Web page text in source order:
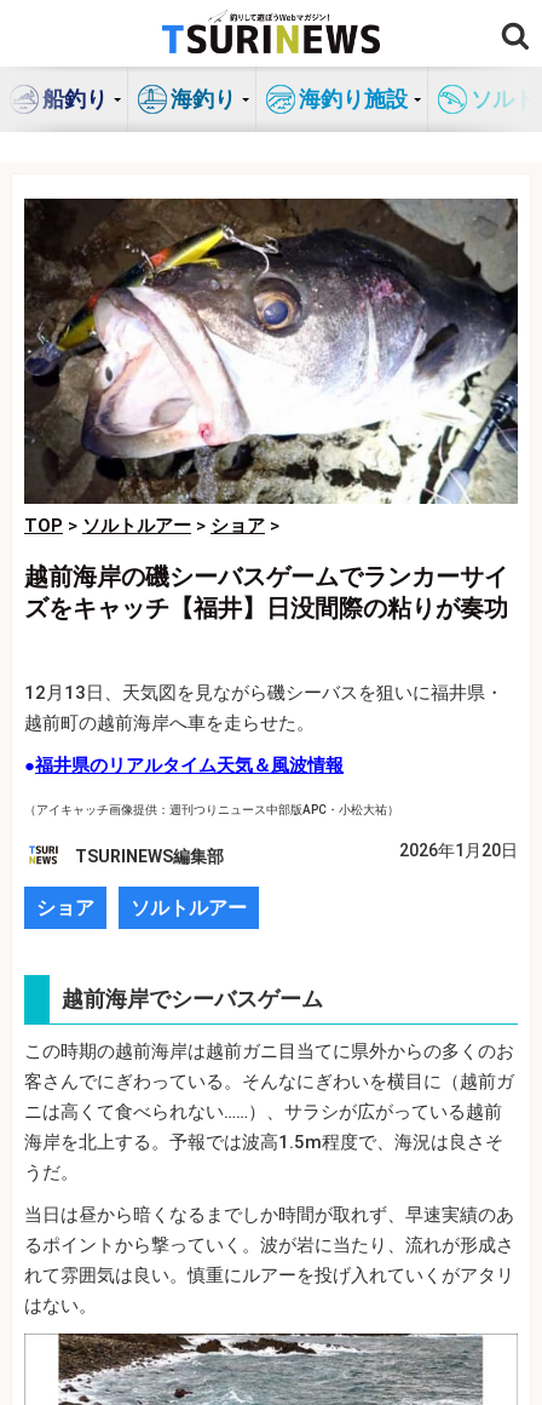
ン
船釣り 海釣り 海釣り施設 ソル
TOP > ソルトルアー > ショア >
越前海岸の磯シーバスゲームでランカーサイ
ズをキャッチ【福井】日没間際の粘りが奏功
12月13日、天気図を見ながら磯シーバスを狙いに福井県・
越前町の越前海岸へ車を走らせた。
●福井県のリアルタイム天気＆風波情報
（アイキャッチ画像提供：週刊つりニュース中部版APC・小松大祐）
TSURINEWS編集部 2026年1月20日
ショア ソルトルアー
越前海岸でシーバスゲーム
この時期の越前海岸は越前ガニ目当てに県外からの多くのお
客さんでにぎわっている。そんなにぎわいを横目に（越前ガ
ニは高くて食べられない……）、サラシが広がっている越前
海岸を北上する。予報では波高1.5m程度で、海況は良さそ
うだ。
当日は昼から暗くなるまでしか時間が取れず、早速実績のあ
るポイントから撃っていく。波が岩に当たり、流れが形成さ
れて雰囲気は良い。慎重にルアーを投げ入れていくがアタリ
はない。